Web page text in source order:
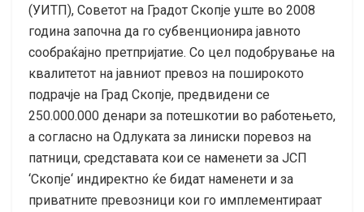
(УИТП), Советот на Градот Скопје уште во 2008
година започна да го субвенционира јавното
сообраќајно претпријатие. Со цел подобрување на
квалитетот на јавниот превоз на поширокото
подрачје на Град Скопје, предвидени се
250.000.000 денари за потешкотии во работењето,
а согласно на Одлуката за линиски поревоз на
патници, средставата кои се наменети за ЈСП
‘Скопје‘ индиректно ќе бидат наменети и за
приватните превозници кои го имплементираат